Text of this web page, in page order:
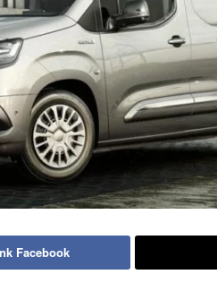
Facebook